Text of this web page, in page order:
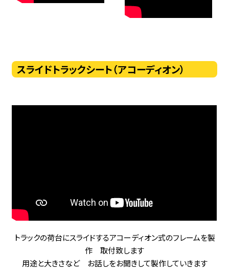
スライドトラックシート（アコーディオン）
トラックの荷台にスライドするアコーディオン式のフレームを製
作 取付致します
用途と大きさなど お話しをお聞きして製作していきます